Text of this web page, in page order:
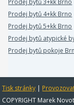
Prodej bytů 3+kk Brno
Prodej bytů 4+kk Brno
Prodej bytů 5+kk Brno
Prodej bytů atypické
Prodej bytů pokoje
Tisk stránky |
COPYRIGHT Marek